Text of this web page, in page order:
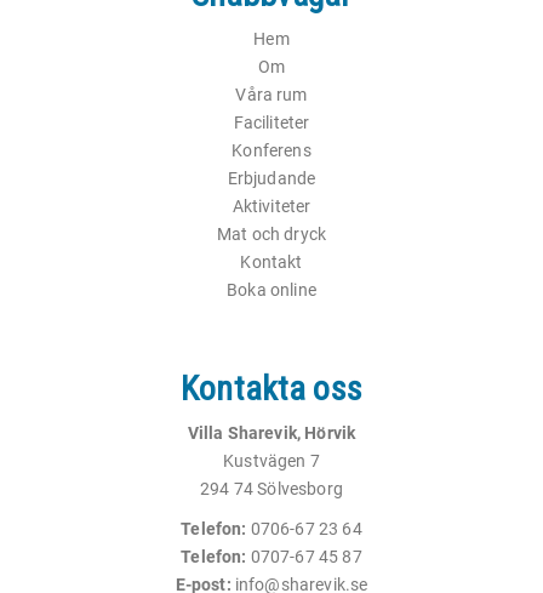
Hem
Om
Våra rum
Faciliteter
Konferens
Erbjudande
Aktiviteter
Mat och dryck
Kontakt
Boka online
Kontakta oss
Villa Sharevik, Hörvik
Kustvägen 7
294 74 Sölvesborg
Telefon: 0706-67 23 64
Telefon: 0707-67 45 87
E-post: info@sharevik.se